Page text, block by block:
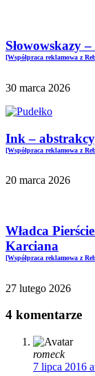
Słowowskazy
[Współpraca reklamowa z
30 marca 2026
Ink –
[Współpraca reklamowa z
20 marca 2026
Władca
Karciana
[Współpraca reklamowa z
27 lutego 2026
4 komentarze
romeck
7 lipca 2016